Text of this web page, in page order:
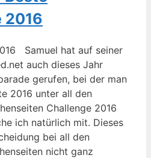
2016
Samuel hat auf seiner
auch dieses Jahr
gerufen, bei der man
2016 unter all den
Challenge 2016
ich natürlich mit. Dieses
bei all den
nicht ganz